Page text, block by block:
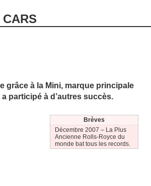
grâce à la Mini, marque principale
participé à d’autres succès.
Brèves
Décembre 2007 – La Plus
Ancienne Rolls-Royce du
monde bat tous les records.